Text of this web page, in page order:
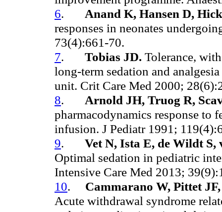
6.
Anand K, Hansen D,
responses in neonates
73(4):661-70.
7. Tobias JD. Tolerance,
long-term sedation and
unit. Crit Care Med 2000;
8.
Arnold JH, Truog R,
pharmacodynamics response to
infusion. J Pediatr 1991;
9.
Vet N, Ista E, de Wildt
Optimal sedation in pediatric
Intensive Care Med 2013;
10.
Cammarano W, Pittet
Acute withdrawal syndrome